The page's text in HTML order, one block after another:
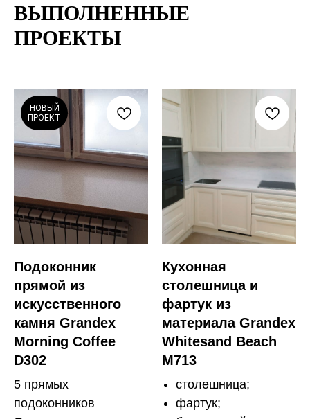
ВЫПОЛНЕННЫЕ
ПРОЕКТЫ
НОВЫЙ
ПРОЕКТ
Подоконник
прямой из
искусственного
камня Grandex
Morning Coffee
D302
5 прямых
подоконников
Кухонная
столешница и
фартук из
материала Grandex
Whitesand Beach
M713
столешница;
фартук;